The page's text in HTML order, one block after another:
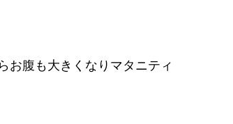
お腹も大きくなりマタニティ